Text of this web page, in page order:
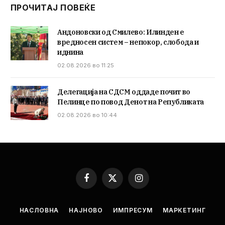
ПРОЧИТАЈ ПОВЕЌЕ
Андоновски од Смилево: Илинден е
вредносен систем – непокор, слобода и
иднина
02.08.2026 во 11:25
Делегација на СДСМ оддаде почит во
Пелинце по повод Денот на Републиката
02.08.2026 во 10:44
Facebook
X
Instagram
НАСЛОВНА НАЈНОВО ИМПРЕСУМ МАРКЕТИНГ